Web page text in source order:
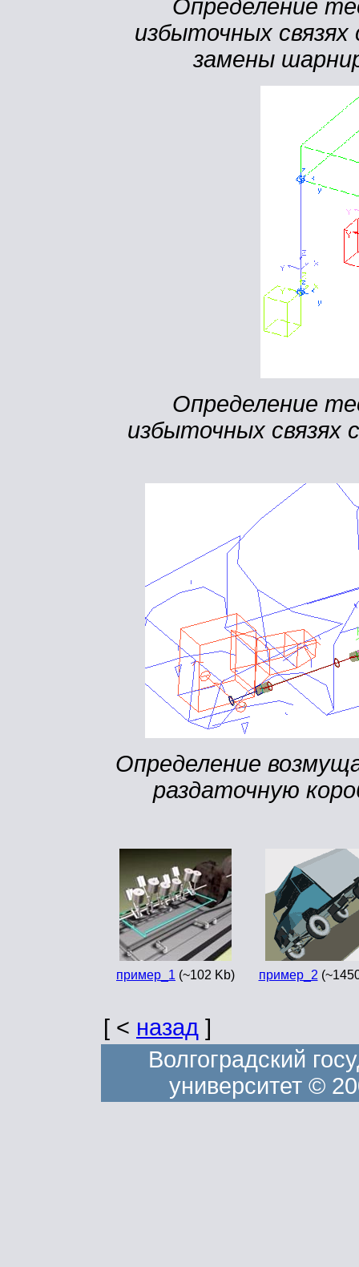
Определение
избыточных
замены
Определение
избыточных связях
Определение
раздаточную
пример_1 (~102 Kb) пример_2
[ < назад ]
Волгоградский
университет ©